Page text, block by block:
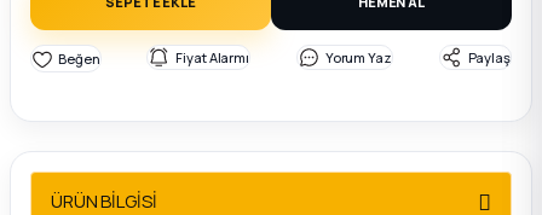
Sedan
Fiyat Alarmı Yorum Yaz Paylaş
ÜRÜN BİLGİSİ